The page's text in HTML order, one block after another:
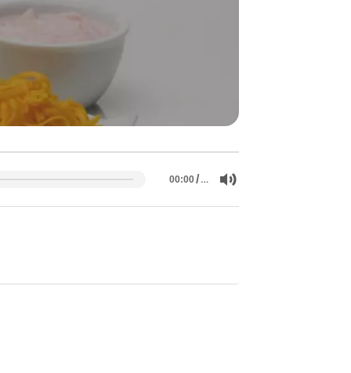
00:00/…